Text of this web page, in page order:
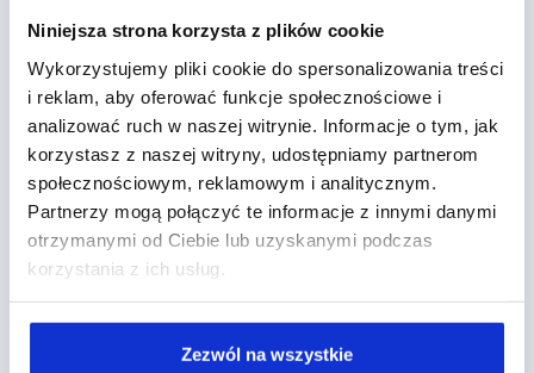
Niniejsza strona korzysta z plików cookie
Wykorzystujemy pliki cookie do spersonalizowania treści
i reklam, aby oferować funkcje społecznościowe i
analizować ruch w naszej witrynie. Informacje o tym, jak
korzystasz z naszej witryny, udostępniamy partnerom
społecznościowym, reklamowym i analitycznym.
Partnerzy mogą połączyć te informacje z innymi danymi
otrzymanymi od Ciebie lub uzyskanymi podczas
korzystania z ich usług.
Zezwól na wszystkie
Należy utworzyć tam regułę przechodząc do
zakładki „Grow”, a następnie klikając przycisk „+Add
Rule” w sekcji „Acquire Users From Comments”.
Następnie pojawi się konfigurator, w którym możemy
ustawić szczegóły naszej reguły – jej nazwę, wybór
postów, w których komentarze mają być śledzone
(wszystkie/konkretne), a także odpowiedzi na
komentarze (na wszystkie lub pasujące do reguły,
np. zawierające konkretne słowa). Następnie zostaje
nam tylko wpisanie komunikatu, którym nasz